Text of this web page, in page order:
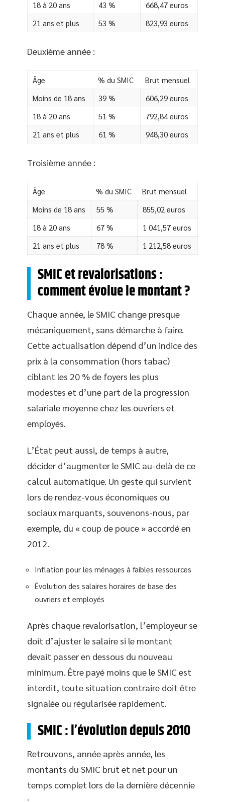
18 à 20 ans
43 %
668,47 euros
21 ans et plus
53 % 823,93 euros
Deuxième année :
Âge % du SMIC
Brut mensuel
Moins de 18 ans
39 %
606,29 euros
18 à 20 ans
51 %
792,84 euros
21 ans et plus
61 % 948,30 euros
Troisième année :
Âge % du SMIC
Brut mensuel
Moins de 18 ans
55 %
855,02 euros
18 à 20 ans
67 %
1 041,57 euros
21 ans et plus
78 % 1 212,58 euros
SMIC et revalorisations :
comment évolue le montant ?
Chaque année, le SMIC change presque
mécaniquement, sans démarche à faire.
Cette actualisation dépend d’un indice des
prix à la consommation (hors tabac)
ciblant les 20 % de foyers les plus
modestes et d’une part de la progression
salariale moyenne chez les ouvriers et
employés.
L’État peut aussi, de temps à autre,
décider d’augmenter le SMIC au-delà de ce
calcul automatique. Un geste qui survient
lors de rendez-vous économiques ou
sociaux marquants, souvenons-nous, par
exemple, du « coup de pouce » accordé en
2012.
Inflation pour les ménages à faibles ressources
Évolution des salaires horaires de base des
ouvriers et employés
Après chaque revalorisation, l’employeur se
doit d’ajuster le salaire si le montant
devait passer en dessous du nouveau
minimum. Être payé moins que le SMIC est
interdit, toute situation contraire doit être
signalée ou régularisée rapidement.
SMIC : l’évolution depuis 2010
Retrouvons, année après année, les
montants du SMIC brut et net pour un
temps complet lors de la dernière décennie